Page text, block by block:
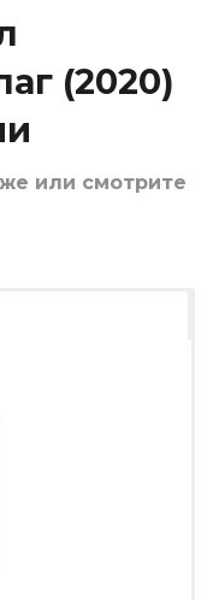
(2020)
или смотрите